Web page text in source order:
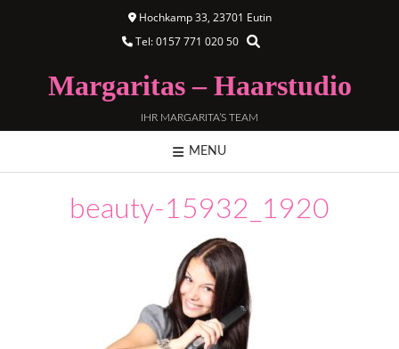
Hochkamp 33, 23701 Eutin
Tel: 0157 771 020 50
Margaritas – Haarstudio
IHR MARGARITA’S TEAM
MENU
beauty-15932_1920